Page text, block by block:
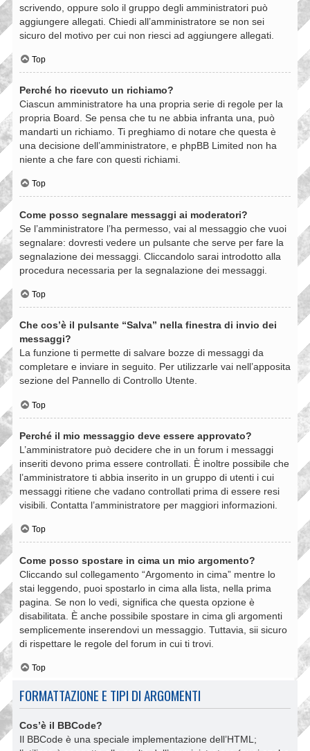
scrivendo, oppure solo il gruppo degli amministratori può
aggiungere allegati. Chiedi all’amministratore se non sei
sicuro del motivo per cui non riesci ad aggiungere allegati.
Top
Perché ho ricevuto un richiamo?
Ciascun amministratore ha una propria serie di regole per la
propria Board. Se pensa che tu ne abbia infranta una, può
mandarti un richiamo. Ti preghiamo di notare che questa è
una decisione dell’amministratore, e phpBB Limited non ha
niente a che fare con questi richiami.
Top
Come posso segnalare messaggi ai moderatori?
Se l’amministratore l’ha permesso, vai al messaggio che vuoi
segnalare: dovresti vedere un pulsante che serve per fare la
segnalazione dei messaggi. Cliccandolo sarai introdotto alla
procedura necessaria per la segnalazione dei messaggi.
Top
Che cos’è il pulsante “Salva” nella finestra di invio dei
messaggi?
La funzione ti permette di salvare bozze di messaggi da
completare e inviare in seguito. Per utilizzarle vai nell’apposita
sezione del Pannello di Controllo Utente.
Top
Perché il mio messaggio deve essere approvato?
L’amministratore può decidere che in un forum i messaggi
inseriti devono prima essere controllati. È inoltre possibile che
l’amministratore ti abbia inserito in un gruppo di utenti i cui
messaggi ritiene che vadano controllati prima di essere resi
visibili. Contatta l’amministratore per maggiori informazioni.
Top
Come posso spostare in cima un mio argomento?
Cliccando sul collegamento “Argomento in cima” mentre lo
stai leggendo, puoi spostarlo in cima alla lista, nella prima
pagina. Se non lo vedi, significa che questa opzione è
disabilitata. È anche possibile spostare in cima gli argomenti
semplicemente inserendovi un messaggio. Tuttavia, sii sicuro
di rispettare le regole del forum in cui ti trovi.
Top
FORMATTAZIONE E TIPI DI ARGOMENTI
Cos’è il BBCode?
Il BBCode è una speciale implementazione dell’HTML;